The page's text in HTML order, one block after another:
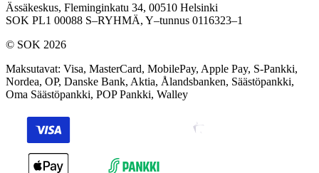
Ässäkeskus, Fleminginkatu 34, 00510 Helsinki
SOK PL1 00088 S–RYHMÄ, Y–tunnus 0116323–1
© SOK 2026
Maksutavat: Visa, MasterCard, MobilePay, Apple Pay, S-Pankki,
Nordea, OP, Danske Bank, Aktia, Ålandsbanken, Säästöpankki,
Oma Säästöpankki, POP Pankki, Walley